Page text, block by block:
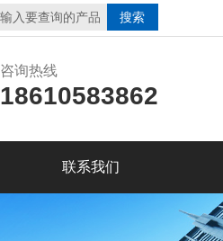
咨询热线
18610583862
联系我们